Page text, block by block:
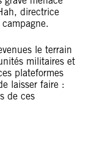
directrice
le terrain
militaires et
plateformes
laisser faire :
de ces